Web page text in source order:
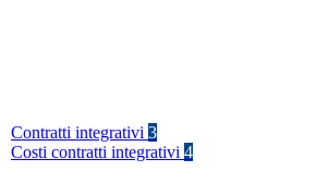
Contratti integrativi 3
Costi contratti integrativi 4